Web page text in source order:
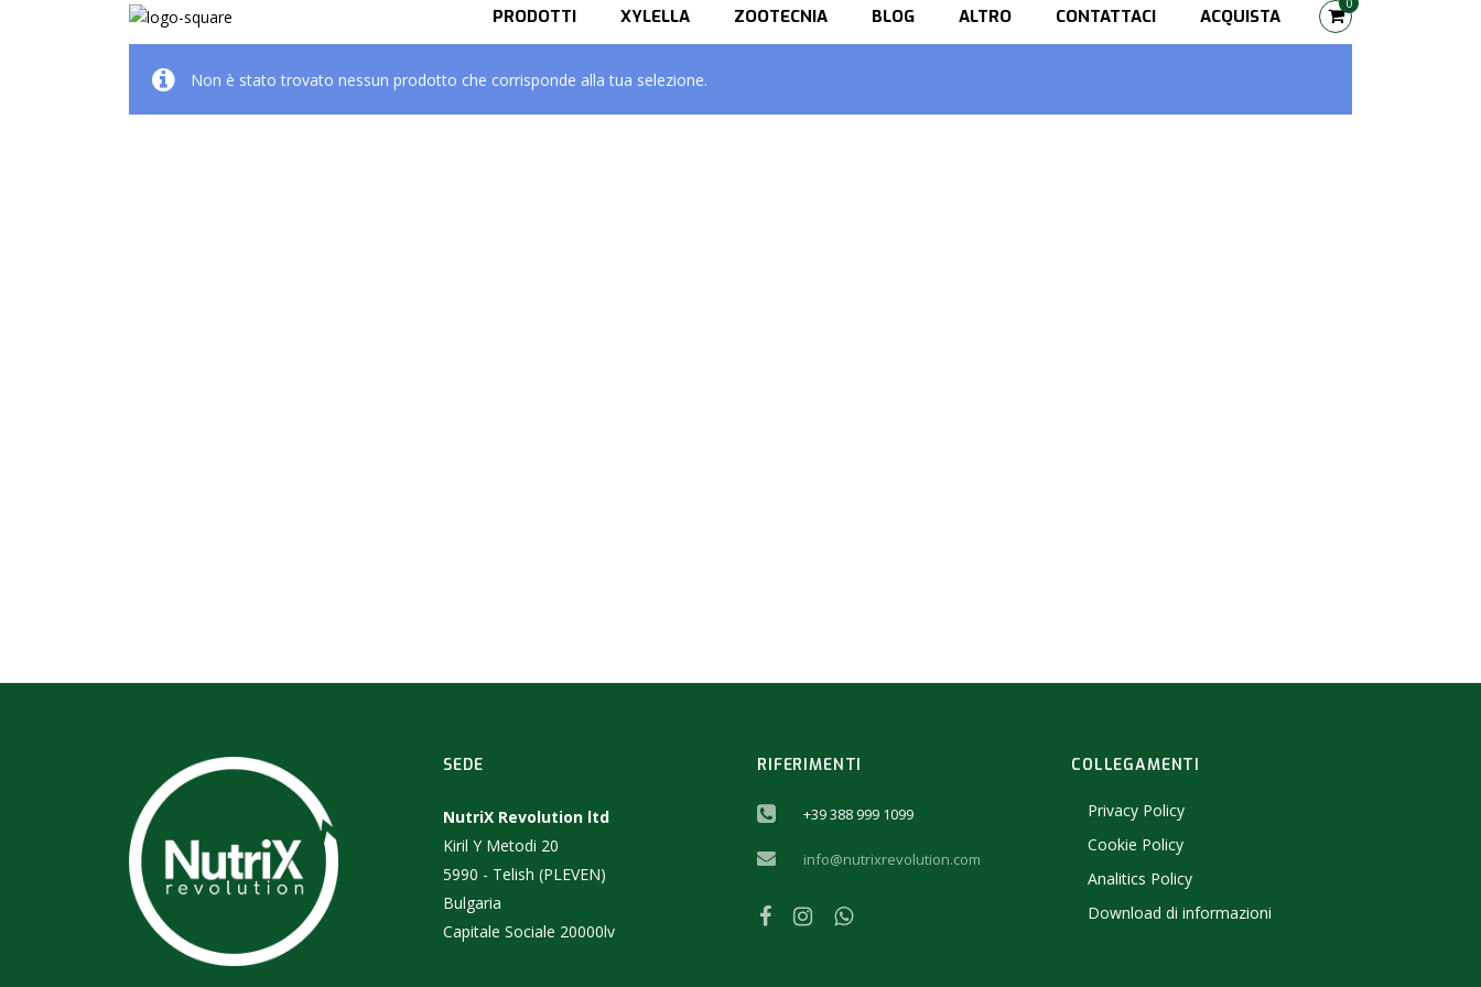
PRODOTTI XYLELLA ZOOTECNIA BLOG ALTRO CONTATTACI ACQUISTA
Non è stato trovato nessun prodotto che corrisponde alla tua selezione.
SEDE
NutriX Revolution ltd
Kiril Y Metodi 20
5990 - Telish (PLEVEN)
Bulgaria
Capitale Sociale 20000lv
RIFERIMENTI
+39 388 999 1099
info@nutrixrevolution.com
COLLEGAMENTI
Privacy Policy
Cookie Policy
Analitics Policy
Download di informazioni